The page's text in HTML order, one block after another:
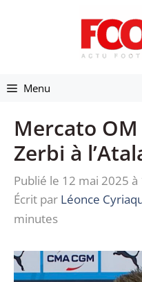
Menu
Mercato
Zerbi à
Publié le 12 mai 2025 à
Écrit par Léonce
minutes